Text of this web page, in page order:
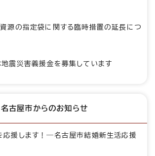
資源の指定袋に関する臨時措置の延長につ
震災害義援金を募集しています
名古屋市からのお知らせ
応援します！―名古屋市結婚新生活応援